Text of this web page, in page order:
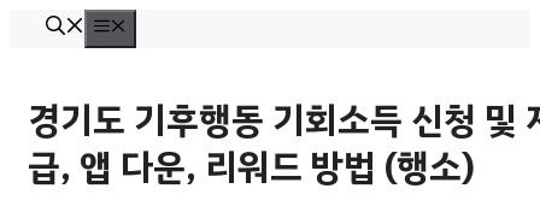
뉴
경기도 기후행동 기회소득 신청 및
급, 앱 다운, 리워드 방법 (행소)